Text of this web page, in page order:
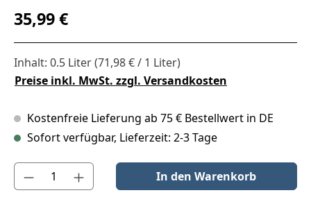
Regulärer Preis:
35,99 €
Inhalt: 0.5 Liter(71,98 € / 1 Liter)
Preise inkl. MwSt. zzgl. Versandkosten
Kostenfreie Lieferung ab 75 € Bestellwert in DE
Sofort verfügbar, Lieferzeit: 2-3 Tage
Produkt Anzahl: Gib den gewünschten Wert ein oder benutze
In den Warenkorb